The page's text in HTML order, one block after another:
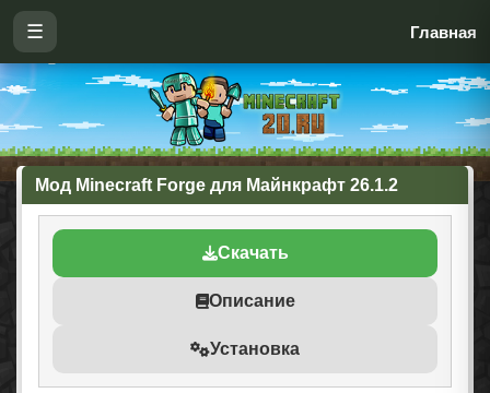
☰ Главная
Мод Minecraft Forge для Майнкрафт 26.1.2
Скачать
Описание
Установка